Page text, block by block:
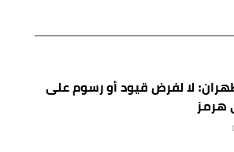
لا لفرض قيود أو رسوم على
هرمز